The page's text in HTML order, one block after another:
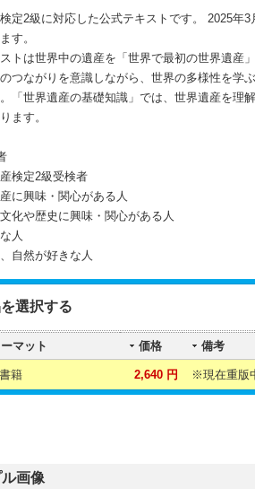
定2級に対応した公式テキストです。 2025年
す。
トは世界中の遺産を「世界で最初の世界遺産
つながりを意識しながら、世界の多様性を学
「世界遺産の基礎知識」では、世界遺産を理
ます。
検定2級受検者
に興味・関心がある人
文化や歴史に興味・関心がある人
人
自然が好きな人
選択する
マット 価格 備考
書籍 2,640 円 ※現在重版
画像